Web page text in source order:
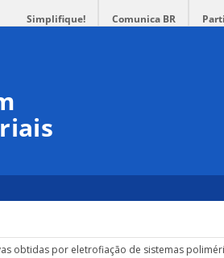
Simplifique! Comunica BR
obtidas por eletrofiação de sistemas